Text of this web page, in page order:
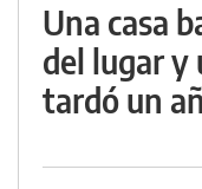
Una casa
del lugar y
tardó un